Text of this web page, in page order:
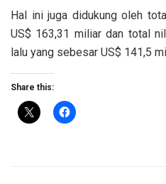
Hal ini juga didukung oleh
US$ 163,31 miliar dan total
lalu yang sebesar US$ 141,5
Share this: